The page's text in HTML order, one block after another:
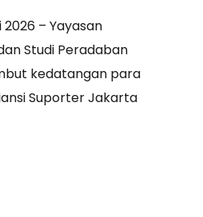
– Yayasan
Studi Peradaban
kedatangan para
Suporter Jakarta